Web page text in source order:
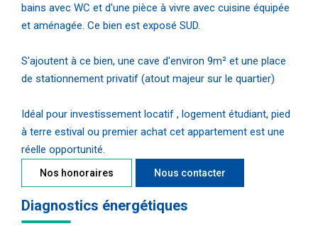
bains avec WC et d'une pièce à vivre avec cuisine équipée
et aménagée. Ce bien est exposé SUD.
S'ajoutent à ce bien, une cave d'environ 9m² et une place
de stationnement privatif (atout majeur sur le quartier)
Idéal pour investissement locatif , logement étudiant, pied
à terre estival ou premier achat cet appartement est une
réelle opportunité.
Nos honoraires Nous contacter
Diagnostics énergétiques